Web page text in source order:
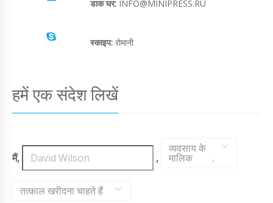
डाक घर: INFO@MINIPRESS.RU
स्काइप: रोमानी
हमें एक संदेश लिखें
मैं, ,
व्यवसाय के
मालिक ,
तत्काल खरीदना चाहते हैं